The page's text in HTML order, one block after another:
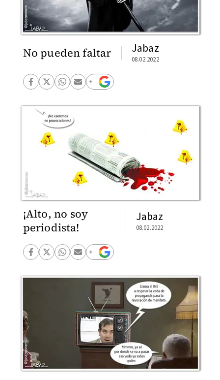
No pueden faltar Jabaz
08.02.2022
¡Alto, no soy
periodista!
Jabaz
08.02.2022